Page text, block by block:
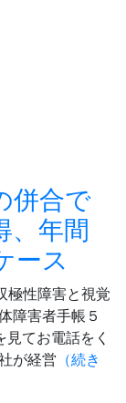
併合で
、年間
ース
極性障害と視覚
障害者手帳５
てお電話をく
が経営 （続き